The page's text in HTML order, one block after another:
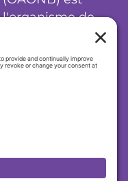
l'organisme de
réglementation
des audiologistes
et orthophonistes